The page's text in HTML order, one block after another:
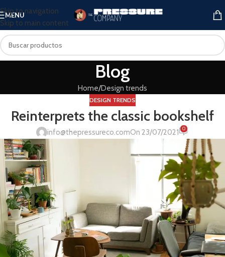
Skip to navigation
Skip to main content
MENU
Blog
Home Design trends
DESIGN TRENDS
Reinterprets the classic bookshelf
info@thepressureco.comOn 23/07/2021 0